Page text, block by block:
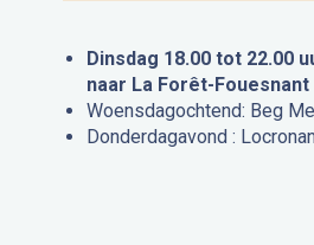
Dinsdag 18.00 tot 22.00
naar La Forêt-Fouesnant
Woensdagochtend: Beg
Donderdagavond :